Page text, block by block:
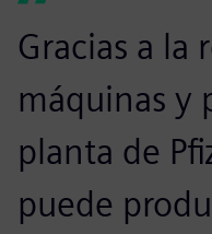
Gracias a la
máquinas y
planta de
puede